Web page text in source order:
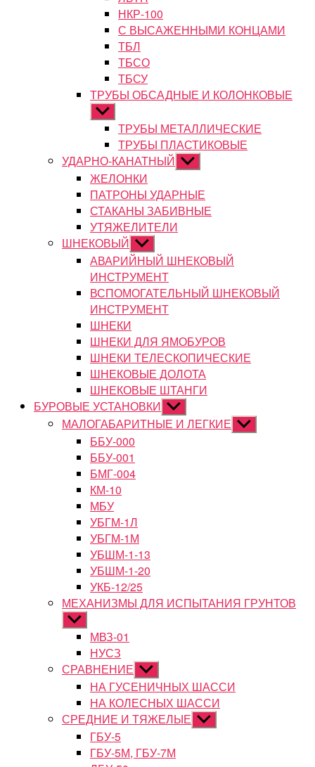
НКР-100
С ВЫСАЖЕННЫМИ КОНЦАМИ
ТБЛ
ТБСО
ТБСУ
ТРУБЫ ОБСАДНЫЕ И КОЛОНКОВЫЕ
Показывать
подменюТРУБЫ МЕТАЛЛИЧЕСКИЕ
ТРУБЫ ПЛАСТИКОВЫЕ
УДАРНО-КАНАТНЫЙ Показывать
подменю
ЖЕЛОНКИ
ПАТРОНЫ УДАРНЫЕ
СТАКАНЫ ЗАБИВНЫЕ
УТЯЖЕЛИТЕЛИ
ШНЕКОВЫЙ Показывать
подменю
АВАРИЙНЫЙ ШНЕКОВЫЙ
ИНСТРУМЕНТ
ВСПОМОГАТЕЛЬНЫЙ ШНЕКОВЫЙ
ИНСТРУМЕНТ
ШНЕКИ
ШНЕКИ ДЛЯ ЯМОБУРОВ
ШНЕКИ ТЕЛЕСКОПИЧЕСКИЕ
ШНЕКОВЫЕ ДОЛОТА
ШНЕКОВЫЕ ШТАНГИ
БУРОВЫЕ УСТАНОВКИ Показывать
подменю
МАЛОГАБАРИТНЫЕ И ЛЕГКИЕ Показывать
подменю
ББУ-000
ББУ-001
БМГ-004
КМ-10
МБУ
УБГМ-1Л
УБГМ-1М
УБШМ-1-13
УБШМ-1-20
УКБ-12/25
МЕХАНИЗМЫ ДЛЯ ИСПЫТАНИЯ ГРУНТОВ
Показывать
подменюМВЗ-01
НУСЗ
СРАВНЕНИЕ Показывать
подменю
НА ГУСЕНИЧНЫХ ШАССИ
НА КОЛЕСНЫХ ШАССИ
СРЕДНИЕ И ТЯЖЕЛЫЕ Показывать
подменю
ГБУ-5
ГБУ-5М, ГБУ-7М